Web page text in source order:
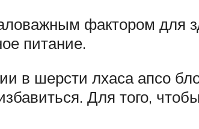
фактором для
питание.
в шерсти лхаса апсо
Для того,